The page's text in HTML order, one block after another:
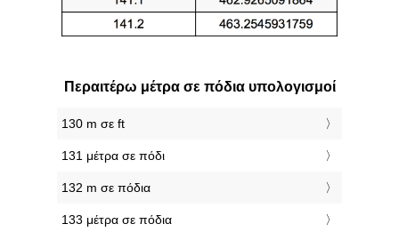
Περαιτέρω μέτρα σε πόδια υπολογισμοί
130 m σε ft
131 μέτρα σε πόδι
132 m σε πόδια
133 μέτρα σε πόδια